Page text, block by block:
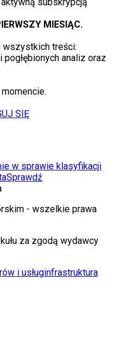
MIESIĄC.
wszystkich treści:
analiz oraz
SIĘ
w sprawie klasyfikacji
Sprawdź
- wszelkie prawa
za zgodą wydawcy
i usługinfrastruktura